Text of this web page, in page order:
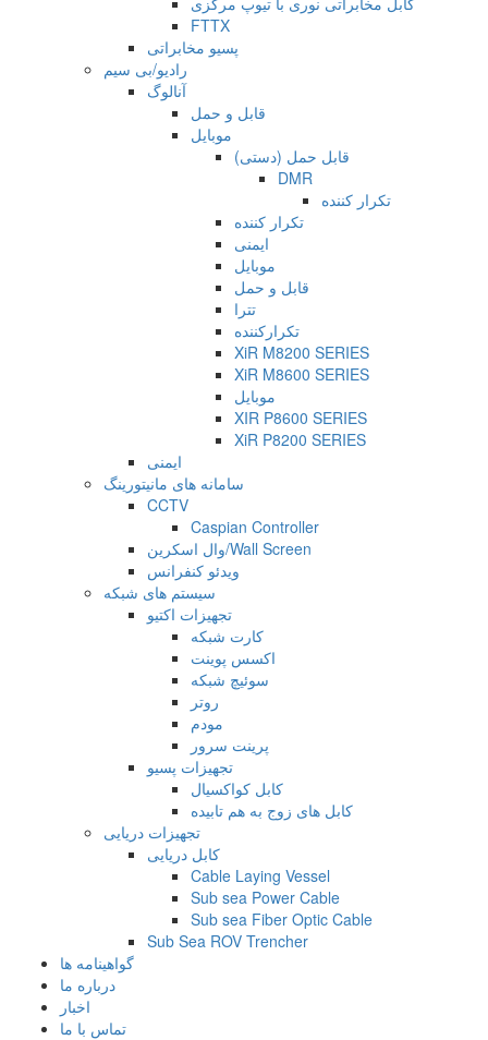
FTTX
پسیو مخابراتی
رادیو/بی سیم
آنالوگ
قابل و حمل
موبایل
قابل حمل (دستی)
DMR
تکرار کننده
تکرار کننده
ایمنی
موبایل
قابل و حمل
تترا
تکرارکننده
XiR M8200 SERIES
XiR M8600 SERIES
موبایل
XIR P8600 SERIES
XiR P8200 SERIES
ایمنی
سامانه های مانیتورینگ
CCTV
Caspian Controller
وال اسکرین/Wall Screen
ویدئو کنفرانس
سیستم های شبکه
تجهیزات اکتیو
کارت شبکه
اکسس پوینت
سوئیچ شبکه
روتر
مودم
پرینت سرور
تجهیزات پسیو
کابل کواکسیال
کابل های زوج به هم تابیده
تجهیزات دریایی
کابل دریایی
Cable Laying Vessel
Sub sea Power Cable
Sub sea Fiber Optic Cable
Sub Sea ROV Trencher
گواهینامه ها
درباره ما
اخبار
تماس با ما